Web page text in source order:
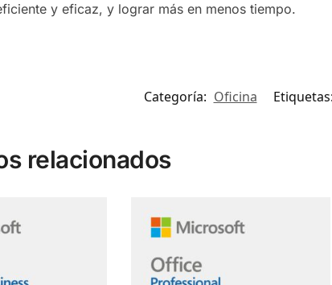
y eficaz, y lograr más en menos tiempo.
Categoría: Oficina Etiquetas:
relacionados